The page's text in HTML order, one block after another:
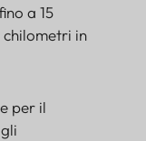
a 15
in
per il